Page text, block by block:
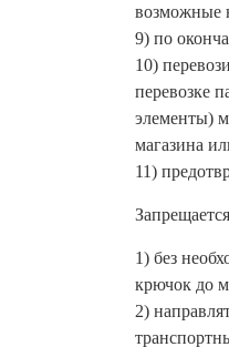
возможные
9) по
10)
перевозке
элементы)
магазина
11)
1) без
крючок до
2)